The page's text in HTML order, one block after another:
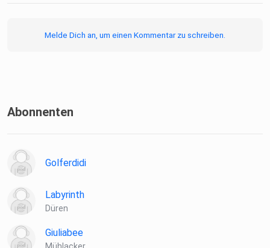
Melde Dich an, um einen Kommentar zu schreiben.
Abonnenten
Golferdidi
Labyrinth
Düren
Giuliabee